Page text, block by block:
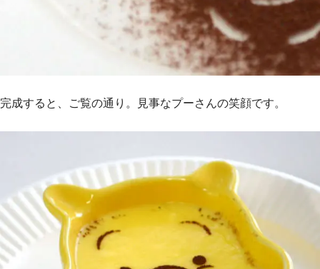
完成すると、ご覧の通り。見事なプーさんの笑顔です。